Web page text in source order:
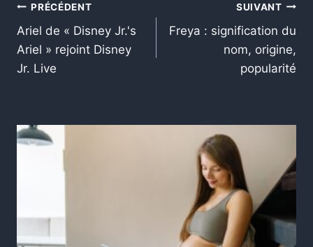
PRÉCÉDENT
Ariel de « Disney Jr.'s
Ariel » rejoint Disney
Jr. Live
SUIVANT
Freya : signification du
nom, origine,
popularité